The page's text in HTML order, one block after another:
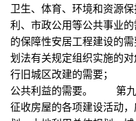
卫生、体育、环境和资源
利、市政公用等公共事
的保障性安居工程建设
划法有关规定组织实施的
行旧城区改建的需要；
公共利益的需要。 第九
征收房屋的各项建设活动